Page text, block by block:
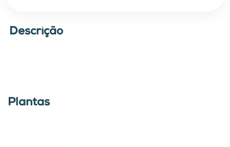
Descrição
Plantas